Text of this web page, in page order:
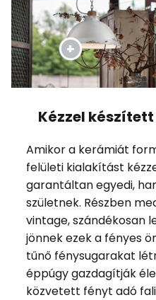
Kézzel
Amikor a kerámiát
felületi kialakítást
garantáltan egyedi,
születnek. Részben
vintage, szándékosan
jönnek ezek a fényes
tűnő fénysugarakat
éppúgy gazdagítják
közvetett fényt adó